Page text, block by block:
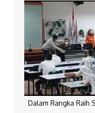
Dalam Rangka Raih